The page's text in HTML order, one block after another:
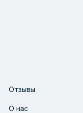
Отзывы
О нас